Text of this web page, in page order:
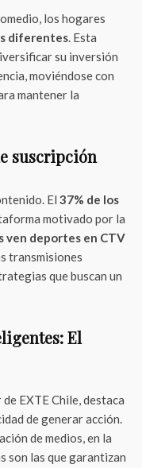
los hogares
diferentes. Esta
su inversión
moviéndose con
mantener la
suscripción
El 37% de los
motivado por la
ven deportes en CTV
transmisiones
que buscan un
El
EXTE Chile, destaca
de generar acción.
de medios, en la
son las que garantizan